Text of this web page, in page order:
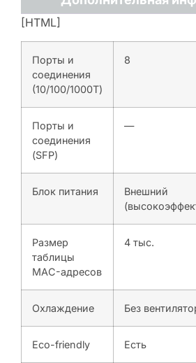
[HTML]
Порты и
соединения
(10/100/1000T)
8
Порты и
соединения
(SFP)
—
Блок питания
Внешний
Размер
таблицы
MAC-адресов
4 тыс.
Охлаждение Без
Eco-friendly Есть